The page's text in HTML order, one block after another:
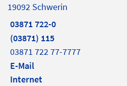
19092 Schwerin
03871 722-0
(03871) 115
03871 722 77-7777
E-Mail
Internet